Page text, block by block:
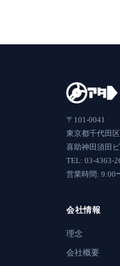
〒101-0041
東京都千代田
喜助神田須田
TEL: 03-4363-
営業時間: 9:00
会社情報
理念
会社概要